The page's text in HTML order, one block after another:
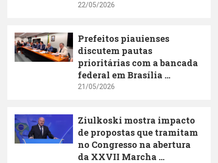
22/05/2026
Prefeitos piauienses
discutem pautas
prioritárias com a bancada
federal em Brasília ...
21/05/2026
Ziulkoski mostra impacto
de propostas que tramitam
no Congresso na abertura
da XXVII Marcha ...